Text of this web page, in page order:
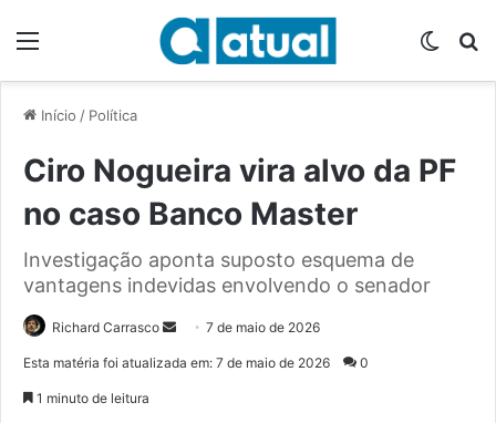
Início / Política
Ciro Nogueira vira alvo da PF
no caso Banco Master
Investigação aponta suposto esquema de
vantagens indevidas envolvendo o senador
Richard Carrasco 7 de maio de 2026
Esta matéria foi atualizada em: 7 de maio de 2026 0
1 minuto de leitura